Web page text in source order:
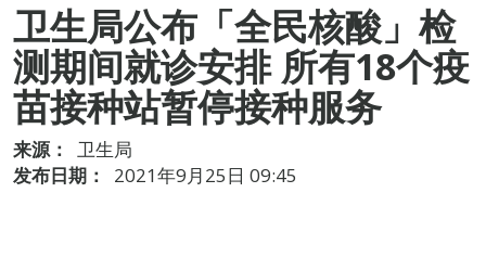
卫生局公布「全民核酸」检
测期间就诊安排 所有18个疫
苗接种站暂停接种服务
来源：
卫生局
发布日期：
2021年9月25日 09:45